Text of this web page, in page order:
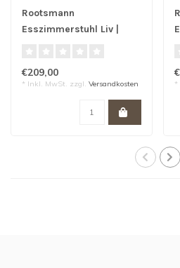
Rootsmann
Esszimmerstuhl Liv |
€209,00
* Inkl. MwSt. zzgl. Versandkosten *